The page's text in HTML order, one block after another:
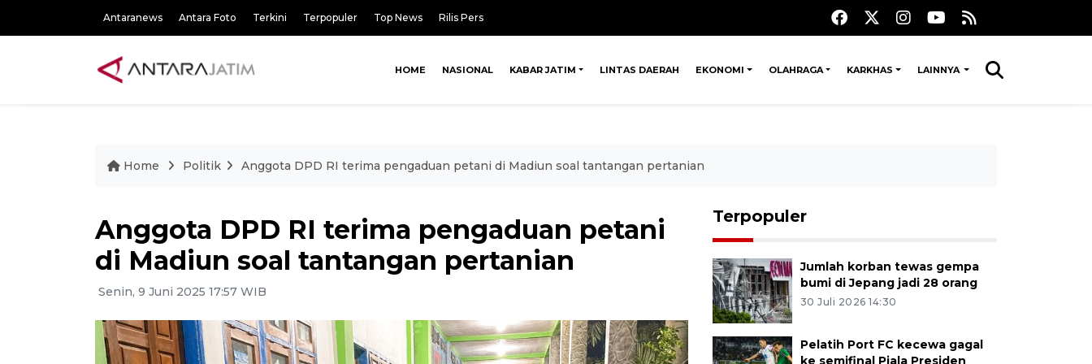
Antaranews Antara Foto Terkini Terpopuler Top News Rilis Pers
HOME NASIONAL KABAR JATIM LINTAS DAERAH EKONOMI OLAHRAGA KARKHAS LAINNYA
Home Politik Anggota DPD RI terima pengaduan petani di Madiun soal tantangan pertanian
Anggota DPD RI terima pengaduan petani
di Madiun soal tantangan pertanian
Senin, 9 Juni 2025 17:57 WIB
Terpopuler
Jumlah korban tewas gempa
bumi di Jepang jadi 28 orang
30 Juli 2026 14:30
Pelatih Port FC kecewa gagal
ke semifinal Piala Presiden